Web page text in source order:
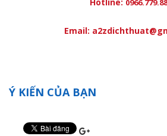
Email:
Ý KIẾN CỦA BẠN